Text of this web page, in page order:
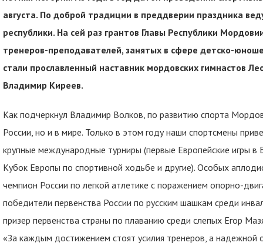
августа. По доброй традиции в преддверии праздника
республики. На сей раз грантов Главы Республики
тренеров-преподавателей, занятых в сфере детско-
стали прославленный наставник мордовских гимнастов
Владимир Киреев.
Как подчеркнул Владимир Волков, по развитию спорта
России, но и в мире. Только в этом году наши спортсмены
крупные международные турниры (первые Европейские игры в
Кубок Европы по спортивной ходьбе и другие). Особых
чемпион России по легкой атлетике с поражением опорно-
победители первенства России по русским шашкам среди
призер первенства страны по плаванию среди слепых Егор
«За каждым достижением стоят усилия тренеров, а надежной